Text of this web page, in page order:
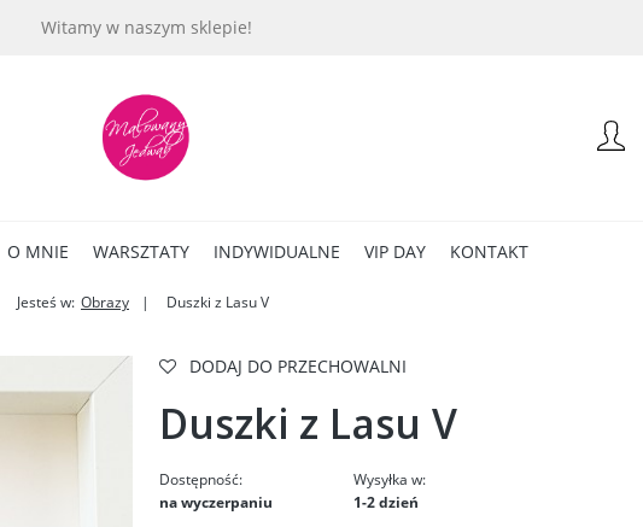
Witamy w naszym sklepie!
O MNIE WARSZTATY INDYWIDUALNE VIP DAY KONTAKT
Jesteś w: Obrazy Duszki z Lasu V
DODAJ DO PRZECHOWALNI
Duszki z Lasu V
Dostępność:
na wyczerpaniu
Wysyłka w:
1-2 dzień